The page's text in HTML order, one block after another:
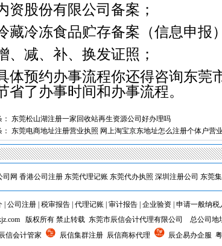
资股份有限公司备案；
藏冷冻食品贮存备案（信息申报
、减、补、换发证照；
体预约办事流程你还得咨询东莞
省了办事时间和办事流程。
东莞松山湖注册一家回收站再生资源公司好办理吗
东莞电商地址注册营业执照 网上淘宝京东地址怎么注册个体户营
司网 香港公司注册 东莞代理记账 东莞代办执照 深圳注册公司 东莞
公司注册 税审报告 代理记账 审计报告 企业验资 申请一般纳税
版权所有 禁止转载 东莞市辰信会计代理有限公司 总公司地
信会计管家
辰信集群注册 辰信商标代理 辰企易办企服